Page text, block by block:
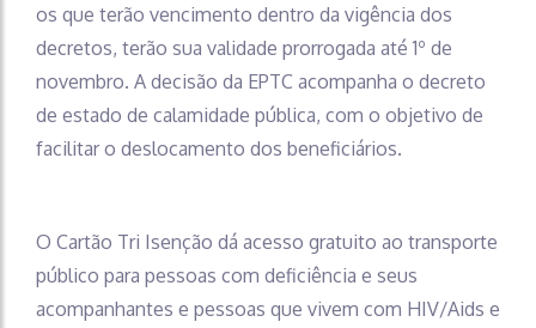
os que terão vencimento dentro da vigência dos
decretos, terão sua validade prorrogada até 1º de
novembro. A decisão da EPTC acompanha o decreto
de estado de calamidade pública, com o objetivo de
facilitar o deslocamento dos beneficiários.
O Cartão Tri Isenção dá acesso gratuito ao transporte
público para pessoas com deficiência e seus
acompanhantes e pessoas que vivem com HIV/Aids e